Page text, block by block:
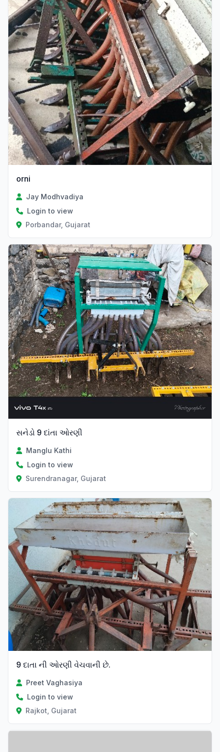
orni
Jay Modhvadiya
Login to view
Porbandar, Gujarat
સનેડો 9 દાંતા ઓરણી
Manglu Kathi
Login to view
Surendranagar, Gujarat
9 દાતા ની ઓરણી વેચવાની છે.
Preet Vaghasiya
Login to view
Rajkot, Gujarat